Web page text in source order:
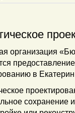
организация
в
сохранение